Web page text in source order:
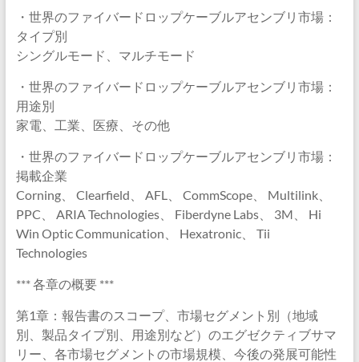
・世界のファイバードロップケーブルアセンブリ市場：
タイプ別
シングルモード、マルチモード
・世界のファイバードロップケーブルアセンブリ市場：
用途別
家電、工業、医療、その他
・世界のファイバードロップケーブルアセンブリ市場：
掲載企業
Corning、 Clearfield、 AFL、 CommScope、 Multilink、
PPC、 ARIA Technologies、 Fiberdyne Labs、 3M、 Hi
Win Optic Communication、 Hexatronic、 Tii
Technologies
*** 各章の概要 ***
第1章：報告書のスコープ、市場セグメント別（地域
別、製品タイプ別、用途別など）のエグゼクティブサマ
リー、各市場セグメントの市場規模、今後の発展可能性